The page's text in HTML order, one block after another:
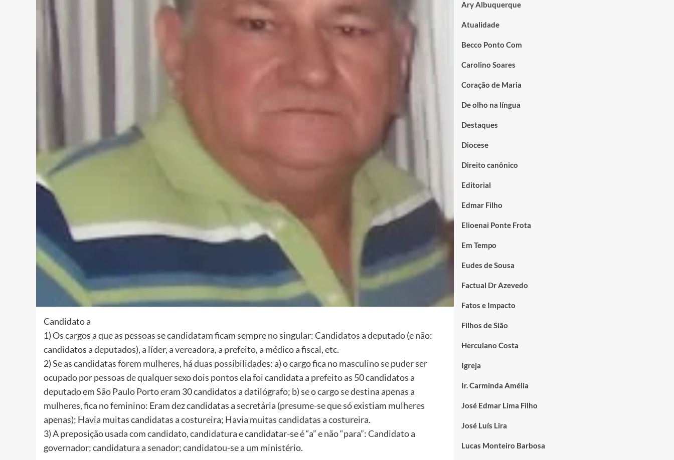
Candidato a
1) Os cargos a que as pessoas se candidatam ficam sempre no singular: Candidatos a deputado (e não:
candidatos a deputados), a líder, a vereadora, a prefeito, a médico a fiscal, etc.
2) Se as candidatas forem mulheres, há duas possibilidades: a) o cargo fica no masculino se puder ser
ocupado por pessoas de qualquer sexo dois pontos ela foi candidata a prefeito as 50 candidatos a
deputado em São Paulo Porto eram 30 candidatos a datilógrafo; b) se o cargo se destina apenas a
mulheres, fica no feminino: Eram dez candidatas a secretária (presume-se que só existiam mulheres
apenas); Havia muitas candidatas a costureira; Havia muitas candidatas a costureira.
3) A preposição usada com candidato, candidatura e candidatar-se é “a” e não “para”: Candidato a
governador; candidatura a senador; candidatou-se a um ministério.
Ary Albuquerque
Atualidade
Becco Ponto Com
Carolino Soares
Coração de Maria
De olho na língua
Destaques
Diocese
Direito canônico
Editorial
Edmar Filho
Elioenai Ponte Frota
Em Tempo
Eudes de Sousa
Factual Dr Azevedo
Fatos e Impacto
Filhos de Sião
Herculano Costa
Igreja
Ir. Carminda Amélia
José Edmar Lima Filho
José Luís Lira
Lucas Monteiro Barbosa